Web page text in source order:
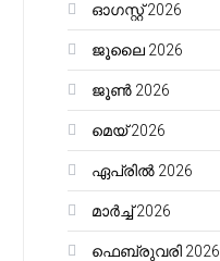
ഓഗസ്റ്റ്‌ 2026
ജൂലൈ 2026
ജൂൺ 2026
മെയ്‌ 2026
ഏപ്രിൽ 2026
മാർച്ച്‌ 2026
ഫെബ്രുവരി 2026